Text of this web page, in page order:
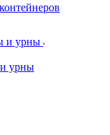
и урны
урны